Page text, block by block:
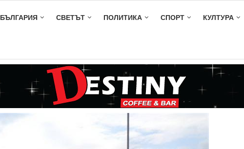
БЪЛГАРИЯ СВЕТЪТ ПОЛИТИКА СПОРТ КУЛТУРА